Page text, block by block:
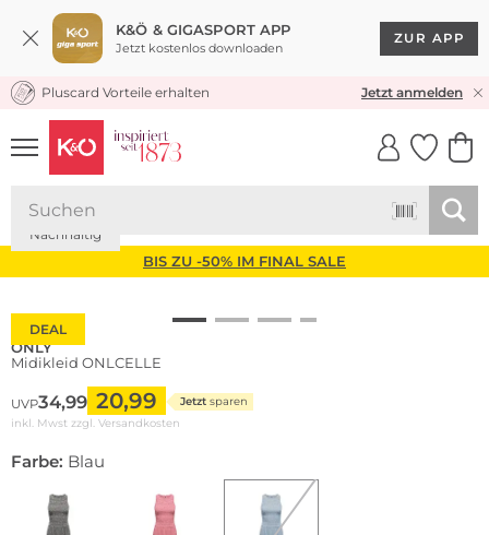
K&Ö & GIGASPORT APP
Jetzt kostenlos downloaden
ZUR APP
KOSTENLOSER VERSAND* & RÜCKVERSAND
Pluscard Vorteile erhalten Jetzt anmelden
UNSERE APP
CLICK &
BIS ZU -50% IM FINAL SALE
DEAL
Nachhaltig
ONLY
Midikleid ONLCELLE
UVP34,99 20,99 Jetzt sparen
inkl. Mwst zzgl. Versandkosten
Farbe: Blau